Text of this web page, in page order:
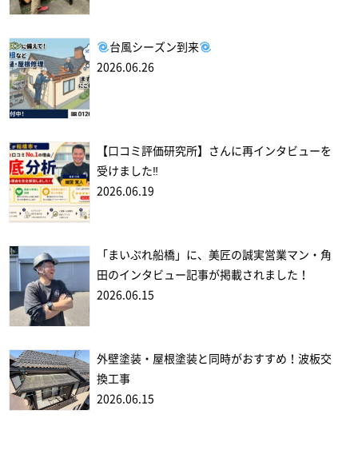
台風シーズン到来
2026.06.26
【口コミ評価研究所】さんに再インタビューを
受けました‼
2026.06.19
「まいぷれ船橋」に、美匠の誠実営業マン・角
田のインタビュー記事が掲載されました！
2026.06.15
外壁塗装・屋根塗装と同時がおすすめ！波板交
換工事
2026.06.15